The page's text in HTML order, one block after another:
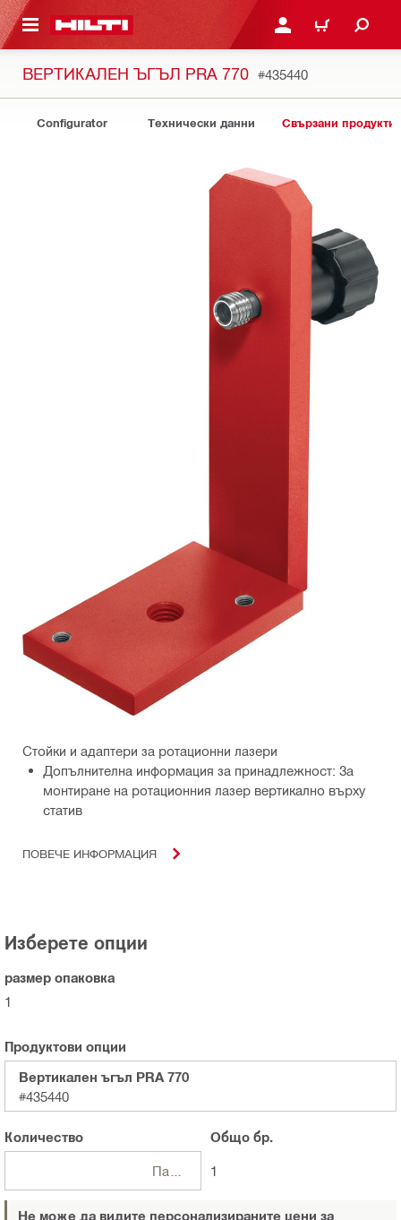
СЪДЪРЖАНИЕ ВЛЕЗ ИЛИ СЕ
КОЛИЧКА
ВЕРТИКАЛЕН ЪГЪЛ PRA 770 #435440
Configurator Технически данни Свързани продукти
Стойки и адаптери за ротационни лазери
Допълнителна информация за принадлежност: За
монтиране на ротационния лазер вертикално върху
статив
ПОВЕЧЕ ИНФОРМАЦИЯ
Изберете опции
размер опаковка
1
Продуктови опции
Вертикален ъгъл PRA 770
#435440
Количество Общо бр.
1
Не може да видите персонализираните цени за